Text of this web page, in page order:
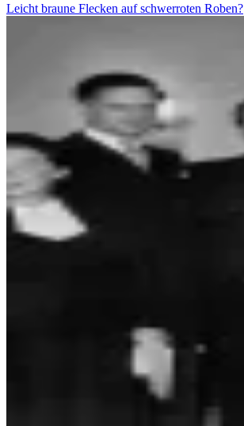
Leicht braune Flecken auf schwerroten Roben?